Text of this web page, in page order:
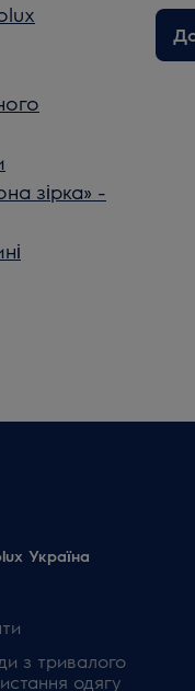
зірка» -
Україна
з тривалого
одягу